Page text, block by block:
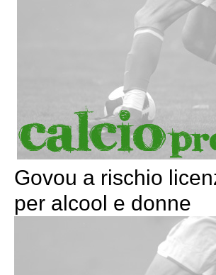
Govou a rischio
per alcool e donne